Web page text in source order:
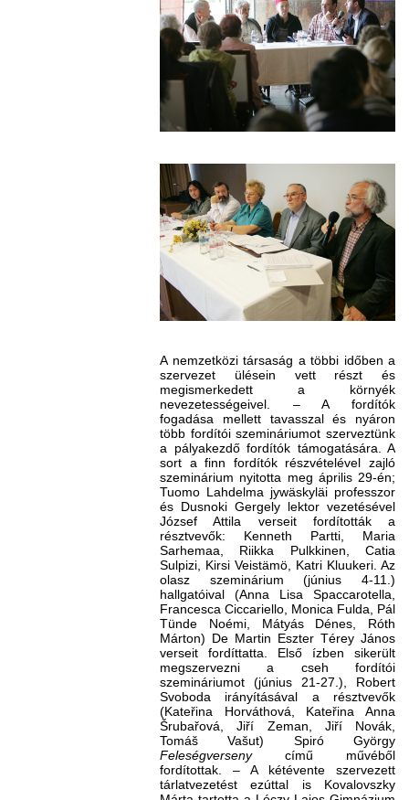
A nemzetközi társaság a többi időben a
szervezet ülésein vett részt és
megismerkedett a környék
nevezetességeivel. – A fordítók
fogadása mellett tavasszal és nyáron
több fordítói szemináriumot szerveztünk
a pályakezdő fordítók támogatására. A
sort a finn fordítók részvételével zajló
szeminárium nyitotta meg április 29-én;
Tuomo Lahdelma jywäskyläi professzor
és Dusnoki Gergely lektor vezetésével
József Attila verseit fordították a
résztvevők: Kenneth Partti, Maria
Sarhemaa, Riikka Pulkkinen, Catia
Sulpizi, Kirsi Veistämö, Katri Kluukeri. Az
olasz szeminárium (június 4-11.)
hallgatóival (Anna Lisa Spaccarotella,
Francesca Ciccariello, Monica Fulda, Pál
Tünde Noémi, Mátyás Dénes, Róth
Márton) De Martin Eszter Térey János
verseit fordíttatta. Első ízben sikerült
megszervezni a cseh fordítói
szemináriumot (június 21-27.), Robert
Svoboda irányításával a résztvevők
(Kateřina Horváthová, Kateřina Anna
Šrubařová, Jiří Zeman, Jiří Novák,
Tomáš Vašut) Spiró György
Feleségversenycímű művéből
fordítottak. – A kétévente szervezett
tárlatvezetést ezúttal is Kovalovszky